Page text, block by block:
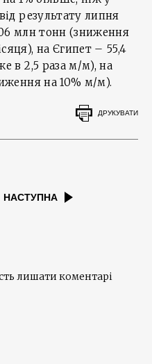
результату липня
млн тонн (зниження
на Єгипет – 55,4
в 2,5 раза м/м), на
на 10% м/м).
ДРУКУВАТИ
НАСТУПНА
лишати коментарі